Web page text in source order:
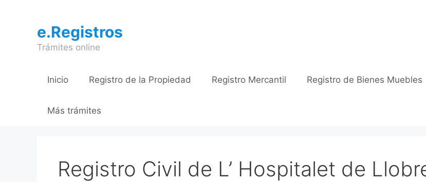
contenidoe.Registros
Trámites online
Inicio Registro de la Propiedad Registro Mercantil Registro de Bienes Muebles
Más trámites
Registro Civil de L’ Hospitalet de